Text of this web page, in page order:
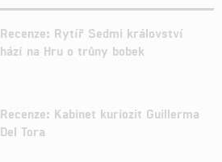
Recenze: Rytíř Sedmi království
hází na Hru o trůny bobek
Recenze: Kabinet kuriozit Guillerma
Del Tora